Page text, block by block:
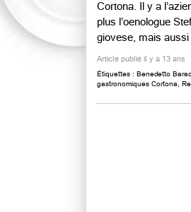
Cortona. Il y a
plus l’oenologue
giovese, mais aussi
Article publié il y a 13 ans
Étiquettes : Benedetto
gastronomiques Cortona